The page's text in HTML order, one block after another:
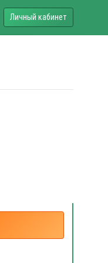
Личный кабинет